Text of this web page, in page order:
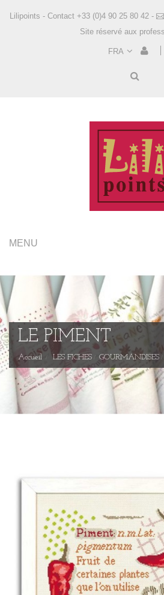
Lilipoints - Contact +33 (0)4 90 25 80 42 -
Site réservé aux
FRA
MENU
LE PIMENT
Accueil LES FICHES GOURMANDISES